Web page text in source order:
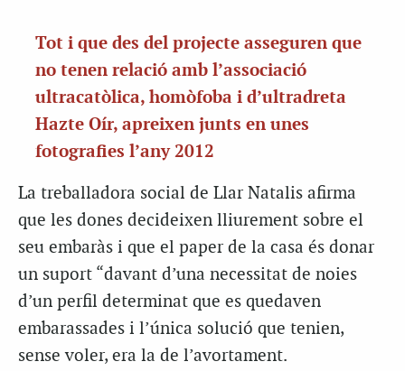
Tot i que des del projecte asseguren que
no tenen relació amb l’associació
ultracatòlica, homòfoba i d’ultradreta
Hazte Oír, apreixen junts en unes
fotografies l’any 2012
La treballadora social de Llar Natalis afirma
que les dones decideixen lliurement sobre el
seu embaràs i que el paper de la casa és donar
un suport “davant d’una necessitat de noies
d’un perfil determinat que es quedaven
embarassades i l’única solució que tenien,
sense voler, era la de l’avortament.